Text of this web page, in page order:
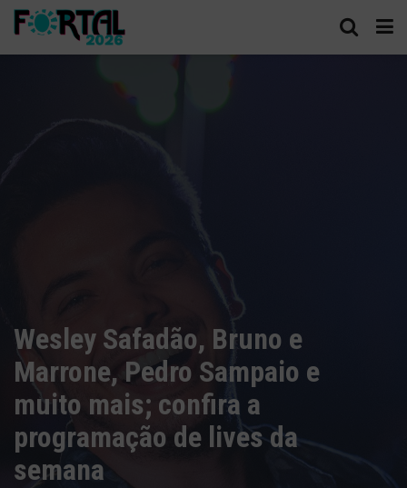
Wesley Safadão, Bruno e
Marrone, Pedro Sampaio e
muito mais; confira a
programação de lives da
semana